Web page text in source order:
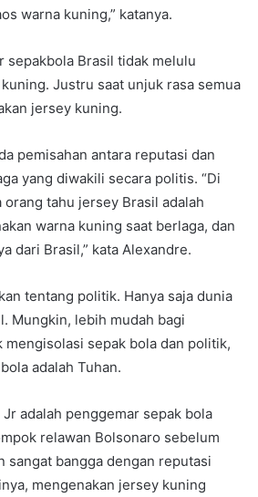
warna kuning,” katanya.
sepakbola Brasil tidak melulu
Justru saat unjuk rasa semua
jersey kuning.
pemisahan antara reputasi dan
yang diwakili secara politis. “Di
tahu jersey Brasil adalah
warna kuning saat berlaga, dan
dari Brasil,” kata Alexandre.
tentang politik. Hanya saja dunia
Mungkin, lebih mudah bagi
mengisolasi sepak bola dan politik,
adalah Tuhan.
adalah penggemar sepak bola
relawan Bolsonaro sebelum
sangat bangga dengan reputasi
mengenakan jersey kuning